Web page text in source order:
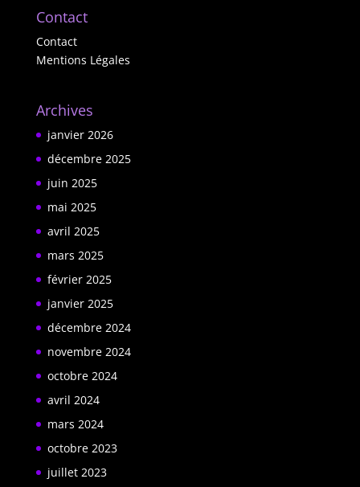
Contact
Contact
Mentions Légales
Archives
janvier 2026
décembre 2025
juin 2025
mai 2025
avril 2025
mars 2025
février 2025
janvier 2025
décembre 2024
novembre 2024
octobre 2024
avril 2024
mars 2024
octobre 2023
juillet 2023